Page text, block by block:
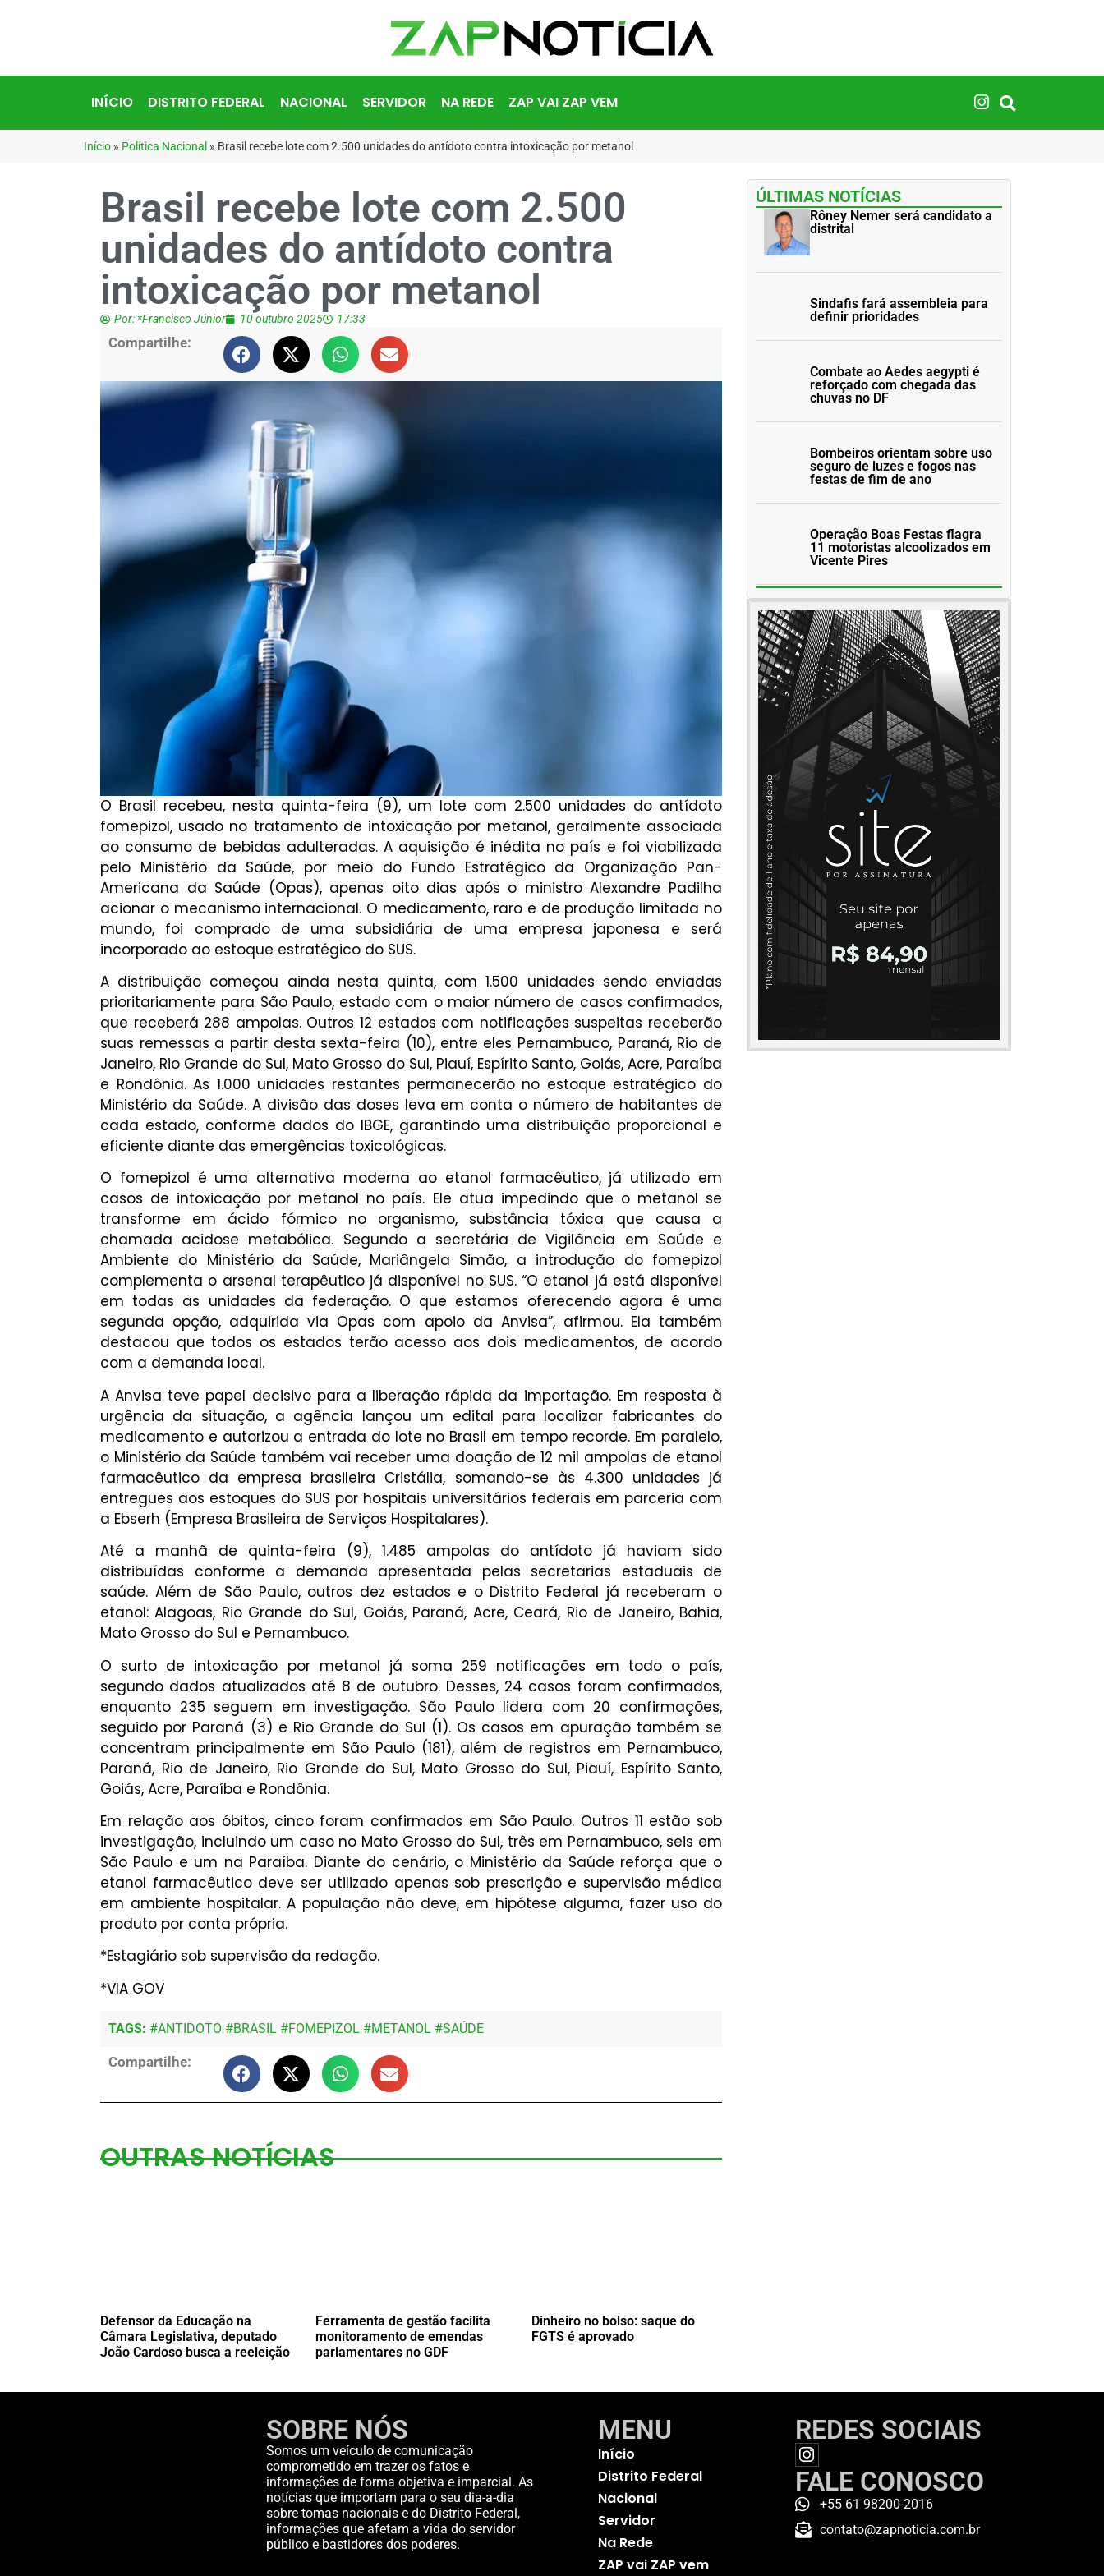
INÍCIO DISTRITO FEDERAL NACIONAL SERVIDOR NA REDE ZAP VAI ZAP VEM
Início » Política Nacional » Brasil recebe lote com 2.500 unidades do antídoto contra intoxicação por metanol
Brasil recebe lote com 2.500
unidades do antídoto contra
intoxicação por metanol
Por: *Francisco Júnior 10 outubro 2025 17:33
Compartilhe:
O Brasil recebeu, nesta quinta-feira (9), um lote com 2.500 unidades do antídoto
fomepizol, usado no tratamento de intoxicação por metanol, geralmente associada
ao consumo de bebidas adulteradas. A aquisição é inédita no país e foi viabilizada
pelo Ministério da Saúde, por meio do Fundo Estratégico da Organização Pan-
Americana da Saúde (Opas), apenas oito dias após o ministro Alexandre Padilha
acionar o mecanismo internacional. O medicamento, raro e de produção limitada no
mundo, foi comprado de uma subsidiária de uma empresa japonesa e será
incorporado ao estoque estratégico do SUS.
A distribuição começou ainda nesta quinta, com 1.500 unidades sendo enviadas
prioritariamente para São Paulo, estado com o maior número de casos confirmados,
que receberá 288 ampolas. Outros 12 estados com notificações suspeitas receberão
suas remessas a partir desta sexta-feira (10), entre eles Pernambuco, Paraná, Rio de
Janeiro, Rio Grande do Sul, Mato Grosso do Sul, Piauí, Espírito Santo, Goiás, Acre, Paraíba
e Rondônia. As 1.000 unidades restantes permanecerão no estoque estratégico do
Ministério da Saúde. A divisão das doses leva em conta o número de habitantes de
cada estado, conforme dados do IBGE, garantindo uma distribuição proporcional e
eficiente diante das emergências toxicológicas.
O fomepizol é uma alternativa moderna ao etanol farmacêutico, já utilizado em
casos de intoxicação por metanol no país. Ele atua impedindo que o metanol se
transforme em ácido fórmico no organismo, substância tóxica que causa a
chamada acidose metabólica. Segundo a secretária de Vigilância em Saúde e
Ambiente do Ministério da Saúde, Mariângela Simão, a introdução do fomepizol
complementa o arsenal terapêutico já disponível no SUS. “O etanol já está disponível
em todas as unidades da federação. O que estamos oferecendo agora é uma
segunda opção, adquirida via Opas com apoio da Anvisa”, afirmou. Ela também
destacou que todos os estados terão acesso aos dois medicamentos, de acordo
com a demanda local.
A Anvisa teve papel decisivo para a liberação rápida da importação. Em resposta à
urgência da situação, a agência lançou um edital para localizar fabricantes do
medicamento e autorizou a entrada do lote no Brasil em tempo recorde. Em paralelo,
o Ministério da Saúde também vai receber uma doação de 12 mil ampolas de etanol
farmacêutico da empresa brasileira Cristália, somando-se às 4.300 unidades já
entregues aos estoques do SUS por hospitais universitários federais em parceria com
a Ebserh (Empresa Brasileira de Serviços Hospitalares).
Até a manhã de quinta-feira (9), 1.485 ampolas do antídoto já haviam sido
distribuídas conforme a demanda apresentada pelas secretarias estaduais de
saúde. Além de São Paulo, outros dez estados e o Distrito Federal já receberam o
etanol: Alagoas, Rio Grande do Sul, Goiás, Paraná, Acre, Ceará, Rio de Janeiro, Bahia,
Mato Grosso do Sul e Pernambuco.
O surto de intoxicação por metanol já soma 259 notificações em todo o país,
segundo dados atualizados até 8 de outubro. Desses, 24 casos foram confirmados,
enquanto 235 seguem em investigação. São Paulo lidera com 20 confirmações,
seguido por Paraná (3) e Rio Grande do Sul (1). Os casos em apuração também se
concentram principalmente em São Paulo (181), além de registros em Pernambuco,
Paraná, Rio de Janeiro, Rio Grande do Sul, Mato Grosso do Sul, Piauí, Espírito Santo,
Goiás, Acre, Paraíba e Rondônia.
Em relação aos óbitos, cinco foram confirmados em São Paulo. Outros 11 estão sob
investigação, incluindo um caso no Mato Grosso do Sul, três em Pernambuco, seis em
São Paulo e um na Paraíba. Diante do cenário, o Ministério da Saúde reforça que o
etanol farmacêutico deve ser utilizado apenas sob prescrição e supervisão médica
em ambiente hospitalar. A população não deve, em hipótese alguma, fazer uso do
produto por conta própria.
*Estagiário sob supervisão da redação.
*VIA GOV
TAGS: #ANTIDOTO #BRASIL #FOMEPIZOL #METANOL #SAÚDE
Compartilhe:
OUTRAS NOTÍCIAS
Defensor da Educação na
Câmara Legislativa, deputado
João Cardoso busca a reeleição
Ferramenta de gestão facilita
monitoramento de emendas
parlamentares no GDF
Dinheiro no bolso: saque do
FGTS é aprovado
ÚLTIMAS NOTÍCIAS
Rôney Nemer será candidato a
distrital
Sindafis fará assembleia para
definir prioridades
Combate ao Aedes aegypti é
reforçado com chegada das
chuvas no DF
Bombeiros orientam sobre uso
seguro de luzes e fogos nas
festas de fim de ano
Operação Boas Festas flagra
11 motoristas alcoolizados em
Vicente Pires
SOBRE NÓS
Somos um veículo de comunicação
comprometido em trazer os fatos e
informações de forma objetiva e imparcial. As
notícias que importam para o seu dia-a-dia
sobre tomas nacionais e do Distrito Federal,
informações que afetam a vida do servidor
público e bastidores dos poderes.
MENU
Início
Distrito Federal
Nacional
Servidor
Na Rede
ZAP vai ZAP vem
REDES SOCIAIS
FALE CONOSCO
+55 61 98200-2016
contato@zapnoticia.com.br